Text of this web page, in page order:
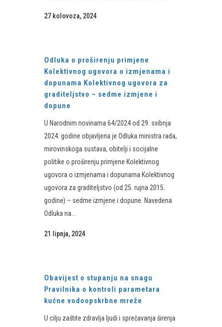
27 kolovoza, 2024
Odluka o proširenju primjene
Kolektivnog ugovora o izmjenama i
dopunama Kolektivnog ugovora za
graditeljstvo – sedme izmjene i
dopune
U Narodnim novinama 64/2024 od 29. svibnja
2024. godine objavljena je Odluka ministra rada,
mirovinskoga sustava, obitelji i socijalne
politike o proširenju primjene Kolektivnog
ugovora o izmjenama i dopunama Kolektivnog
ugovora za graditeljstvo (od 25. rujna 2015.
godine) – sedme izmjene i dopune. Navedena
Odluka na...
21 lipnja, 2024
Obavijest o stupanju na snagu
Pravilnika o kontroli parametara
kućne vodoopskrbne mreže
U cilju zaštite zdravlja ljudi i sprečavanja širenja